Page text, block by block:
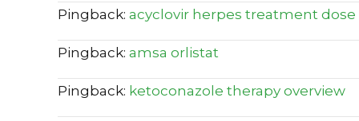
Pingback: acyclovir herpes treatment dose
Pingback: amsa orlistat
Pingback: ketoconazole therapy overview